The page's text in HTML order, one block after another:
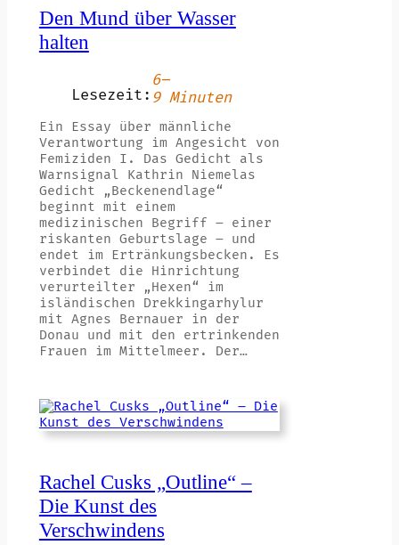
Den Mund über Wasser
halten
Lesezeit:
6–
9 Minuten
Ein Essay über männliche
Verantwortung im Angesicht von
Femiziden I. Das Gedicht als
Warnsignal Kathrin Niemelas
Gedicht „Beckenendlage“
beginnt mit einem
medizinischen Begriff – einer
riskanten Geburtslage – und
endet im Ertränkungsbecken. Es
verbindet die Hinrichtung
verurteilter „Hexen“ im
isländischen Drekkingarhylur
mit Agnes Bernauer in der
Donau und mit den ertrinkenden
Frauen im Mittelmeer. Der…
Rachel Cusks „Outline“ –
Die Kunst des
Verschwindens